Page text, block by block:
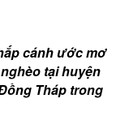
cánh ước mơ
tại huyện
Tháp trong